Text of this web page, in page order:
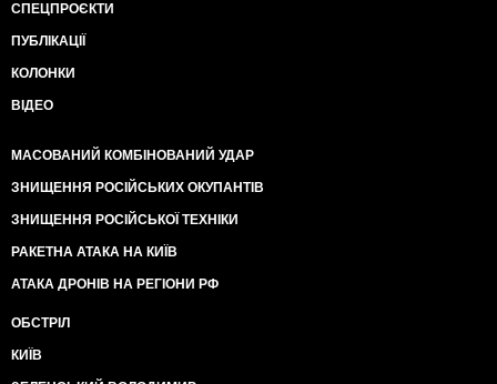
СПЕЦПРОЄКТИ
ПУБЛІКАЦІЇ
КОЛОНКИ
ВІДЕО
МАСОВАНИЙ КОМБІНОВАНИЙ УДАР
ЗНИЩЕННЯ РОСІЙСЬКИХ ОКУПАНТІВ
ЗНИЩЕННЯ РОСІЙСЬКОЇ ТЕХНІКИ
РАКЕТНА АТАКА НА КИЇВ
АТАКА ДРОНІВ НА РЕГІОНИ РФ
ОБСТРІЛ
КИЇВ